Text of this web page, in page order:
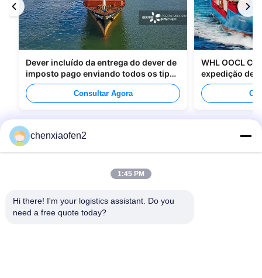
Dever incluído da entrega do dever de
imposto pago enviando todos os tipos
de empacotamento
Consultar Agora
WHL OOCL
expedição de
para o Canadá
chenxiaofen2
1:45 PM
Hi there! I'm your logistics assistant. Do you
need a free quote today?